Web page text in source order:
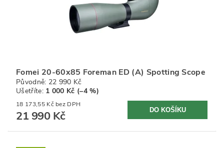
Fomei 20-60x85 Foreman ED (A) Spotting Scope
Původně: 22 990 Kč
Ušetříte: 1 000 Kč (–4 %)
18 173,55 Kč bez DPH
21 990 Kč